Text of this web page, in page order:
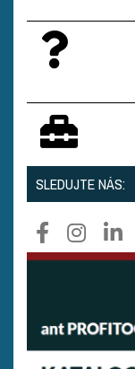
SLEDUJTE NÁS: